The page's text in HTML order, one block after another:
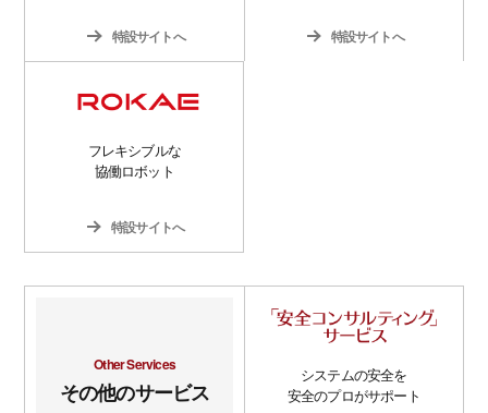
特設サイトへ 特設サイトへ
フレキシブルな
協働ロボット
特設サイトへ
Other Services
その他のサービス
システムの安全を
安全のプロがサポート